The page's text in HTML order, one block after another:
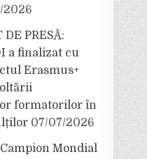
2026
PRESĂ:
a finalizat cu
Erasmus+
formatorilor în
07/07/2026
Mondial